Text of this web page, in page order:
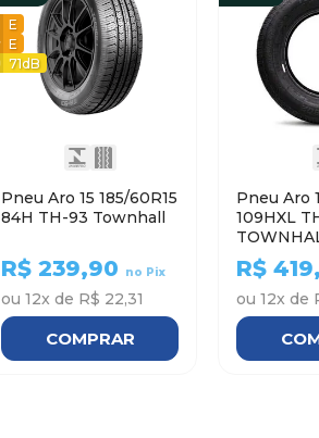
E
E
71dB
Pneu Aro 15 185/60R15
84H TH-93 Townhall
R$239,90 no Pix
ou 12x de R$ 22,31
COMPRAR
Pneu Aro
109HXL
R$
ou 12x de